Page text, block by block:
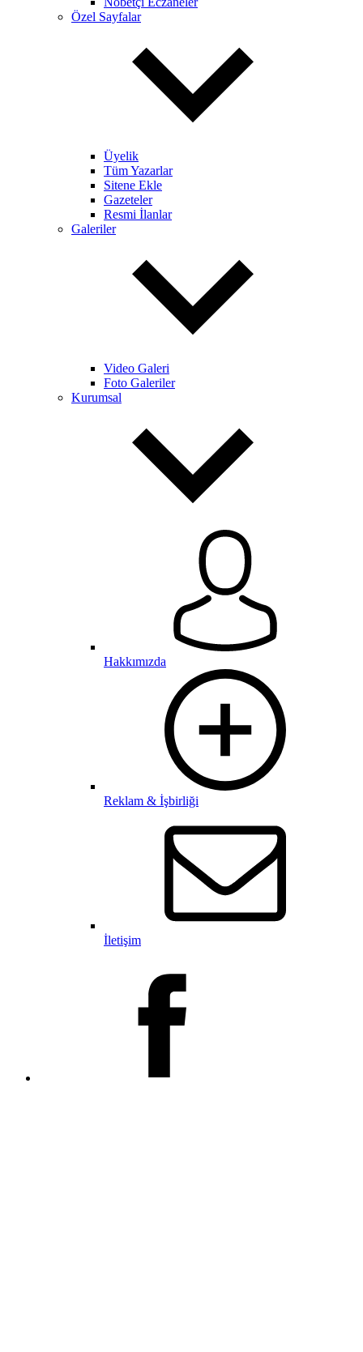
Özel Sayfalar
Üyelik
Tüm Yazarlar
Sitene Ekle
Gazeteler
Resmi İlanlar
Galeriler
Video Galeri
Foto Galeriler
Kurumsal
Hakkımızda
Reklam & İşbirliği
İletişim